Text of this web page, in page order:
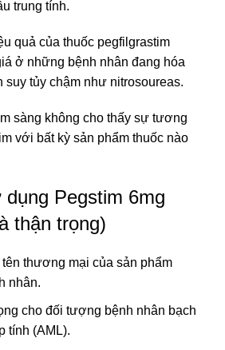
trung tính.
quả của thuốc pegfilgrastim
ở những bệnh nhân đang hóa
suy tủy chậm như nitrosoureas.
sàng không cho thấy sự tương
với bất kỳ sản phẩm thuốc nào
Pegstim 6mg
thận trọng)
thương mại của sản phẩm
nhân.
cho đối tượng bệnh nhân bạch
tính (AML).